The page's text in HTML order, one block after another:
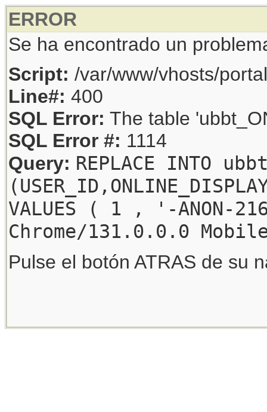
ERROR
Se ha encontrado un
Script: /var/www/vhosts/
Line#: 400
SQL Error: The table
SQL Error #: 1114
Query: REPLACE INTO
VALUES ( 1 , '-
Chrome/131.0.0.0
Pulse el botón ATRAS de su